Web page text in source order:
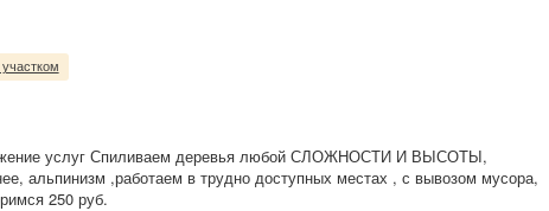
услуг Спиливаем деревья любой СЛОЖНОСТИ И ВЫСОТЫ,
альпинизм ,работаем в трудно доступных местах , с вывозом мусора,
250 руб.